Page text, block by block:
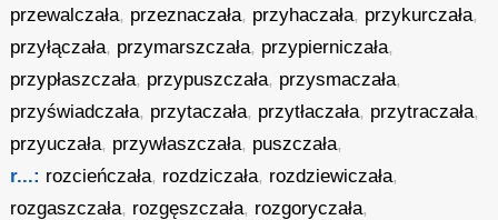
przewalczała, przeznaczała, przyhaczała, przykurczała,
przyłączała, przymarszczała, przypierniczała,
przypłaszczała, przypuszczała, przysmaczała,
przyświadczała, przytaczała, przytłaczała, przytraczała,
przyuczała, przywłaszczała, puszczała,
r...: rozcieńczała, rozdziczała, rozdziewiczała,
rozgaszczała, rozgęszczała, rozgoryczała,